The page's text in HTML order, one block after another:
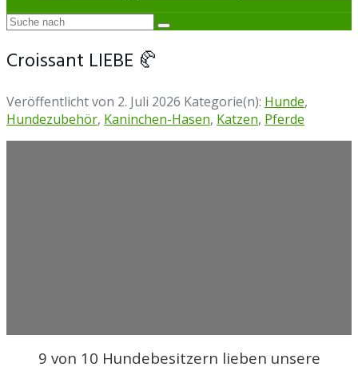
Croissant LIEBE 🥐
Veröffentlicht von 2. Juli 2026 Kategorie(n): Hunde,
Hundezubehör, Kaninchen-Hasen, Katzen, Pferde
9 von 10 Hundebesitzern lieben unsere